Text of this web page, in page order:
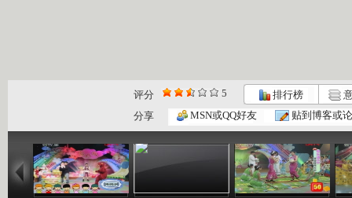
评分 5 排行榜
分享
MSN或QQ好友 贴到博客或
04:26
七巧板 2...
01:15
七巧板 2...
02:56